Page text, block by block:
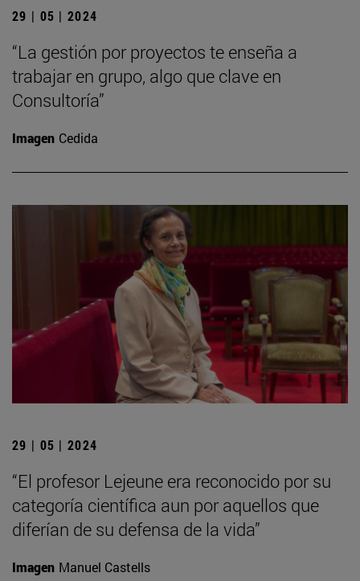
29 | 05 | 2024
“La gestión por proyectos te enseña a
trabajar en grupo, algo que clave en
Consultoría”
Imagen Cedida
29 | 05 | 2024
“El profesor Lejeune era reconocido por su
categoría científica aun por aquellos que
diferían de su defensa de la vida”
Imagen Manuel Castells